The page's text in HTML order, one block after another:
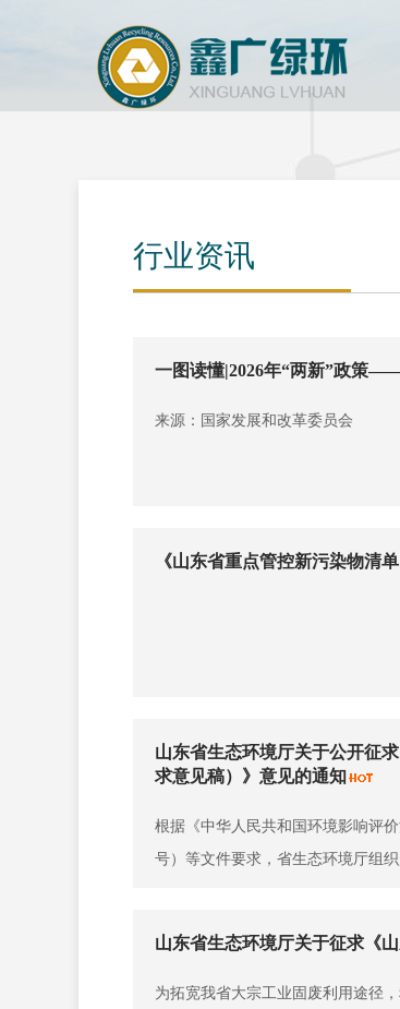
行业资讯
一图读懂|2026年“两新”政策
来源：国家发展和改革委员会
《山东省重点管控新污染物清
山东省生态环境厅关于公开征
求意见稿）》意见的通知
根据《中华人民共和国环境影响评
号）等文件要求，省生态环境厅组织
山东省生态环境厅关于征求《
为拓宽我省大宗工业固废利用途径